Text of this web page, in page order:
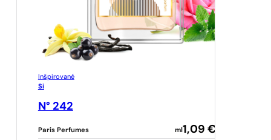
Inšpirované
Si
N° 242
Paris Perfumes ml 1,09 €